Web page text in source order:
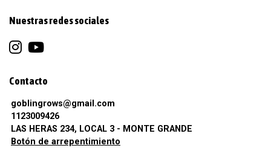
Nuestras redes sociales
Contacto
goblingrows@gmail.com
1123009426
LAS HERAS 234, LOCAL 3 - MONTE GRANDE
Botón de arrepentimiento